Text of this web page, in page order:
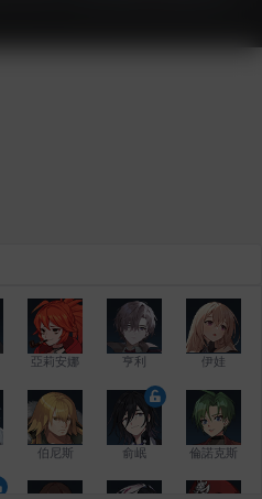
亞莉安娜 亨利 伊娃
伯尼斯 俞岷 倫諾克斯